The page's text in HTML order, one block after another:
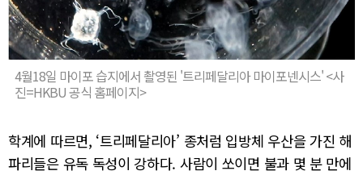
4월18일 마이포 습지에서 촬영된 '트리페달리아 마이포넨시스' <사
진=HKBU 공식 홈페이지>
학계에 따르면, ‘트리페달리아’ 종처럼 입방체 우산을 가진 해
파리들은 유독 독성이 강하다. 사람이 쏘이면 불과 몇 분 만에